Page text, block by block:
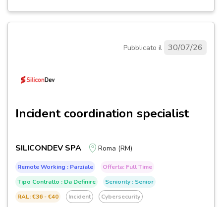
Pubblicato il 30/07/26
Incident coordination specialist
SILICONDEV SPA Roma (RM)
Remote Working : Parziale
Offerta: Full Time
Tipo Contratto : Da Definire
Seniority : Senior
RAL: €36 - €40
Incident Cybersecurity